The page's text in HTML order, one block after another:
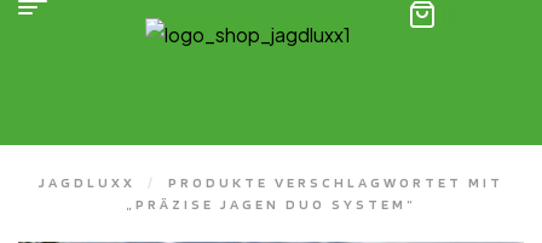
JAGDLUXX /
PRODUKTE VERSCHLAGWORTET MIT
„PRÄZISE JAGEN DUO SYSTEM“